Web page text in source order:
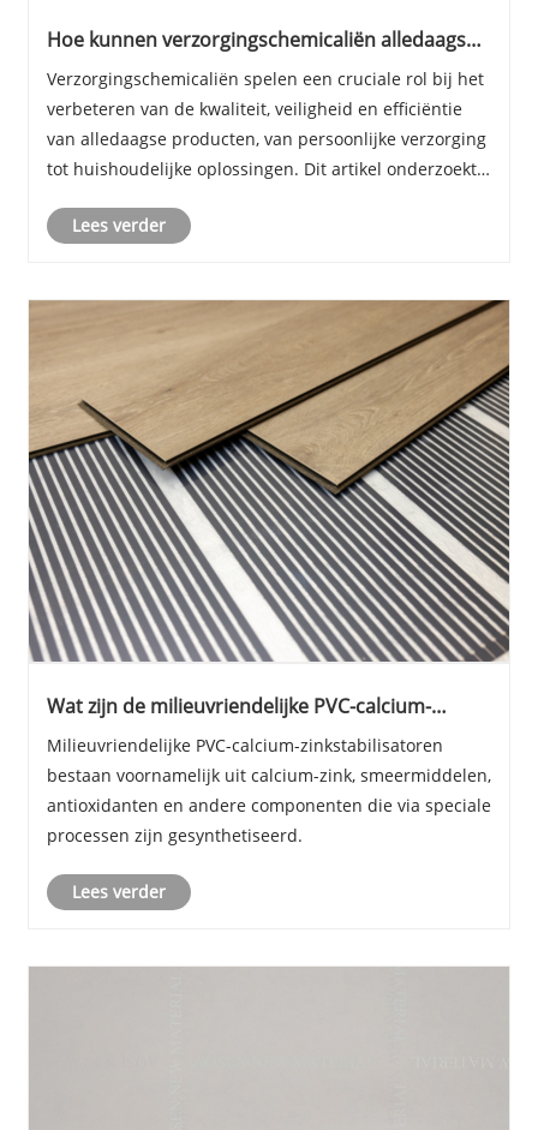
Hoe kunnen verzorgingschemicaliën alledaagse
Verzorgingschemicaliën spelen een cruciale rol bij het
verbeteren van de kwaliteit, veiligheid en efficiëntie
van alledaagse producten, van persoonlijke verzorging
tot huishoudelijke oplossingen. Dit artikel onderzoekt
branchetrends om bedrijven en consu......
Lees verder
Wat zijn de milieuvriendelijke PVC-calcium-
Milieuvriendelijke PVC-calcium-zinkstabilisatoren
bestaan ​​voornamelijk uit calcium-zink, smeermiddelen,
antioxidanten en andere componenten die via speciale
processen zijn gesynthetiseerd.
Lees verder